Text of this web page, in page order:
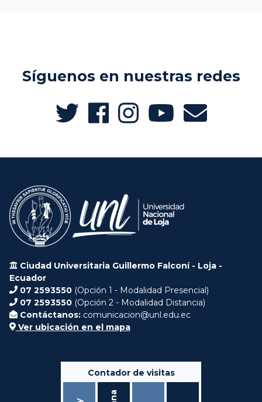
Síguenos en nuestras redes
Ciudad Universitaria Guillermo Falconí - Loja -
Ecuador
07 2593550 (Opción 1 - Modalidad Presencial)
07 2593550 (Opción 2 - Modalidad Distancia)
Contáctanos: comunicacion@unl.edu.ec
Ver ubicación en el mapa
Contador de visitas